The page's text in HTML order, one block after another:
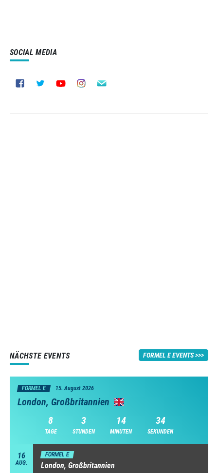
SOCIAL MEDIA
NÄCHSTE EVENTS FORMEL E EVENTS
FORMEL E 15. August 2026
London, Großbritannien
8
TAGE
3
STUNDEN
14
MINUTEN
33
SEKUNDEN
16
AUG.
FORMEL E
London, Großbritannien